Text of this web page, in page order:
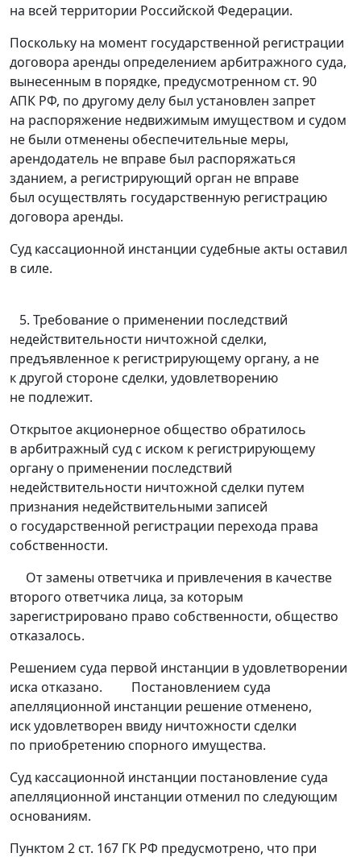
на всей территории Российской Федерации.
Поскольку на момент государственной регистрации
договора аренды определением арбитражного суда,
вынесенным в порядке, предусмотренном ст. 90
АПК РФ, по другому делу был установлен запрет
на распоряжение недвижимым имуществом и судом
не были отменены обеспечительные меры,
арендодатель не вправе был распоряжаться
зданием, а регистрирующий орган не вправе
был осуществлять государственную регистрацию
договора аренды.
Суд кассационной инстанции судебные акты оставил
в силе.
5. Требование о применении последствий
недействительности ничтожной сделки,
предъявленное к регистрирующему органу, а не
к другой стороне сделки, удовлетворению
не подлежит.
Открытое акционерное общество обратилось
в арбитражный суд с иском к регистрирующему
органу о применении последствий
недействительности ничтожной сделки путем
признания недействительными записей
о государственной регистрации перехода права
собственности.
От замены ответчика и привлечения в качестве
второго ответчика лица, за которым
зарегистрировано право собственности, общество
отказалось.
Решением суда первой инстанции в удовлетворении
иска отказано. Постановлением суда
апелляционной инстанции решение отменено,
иск удовлетворен ввиду ничтожности сделки
по приобретению спорного имущества.
Суд кассационной инстанции постановление суда
апелляционной инстанции отменил по следующим
основаниям.
Пунктом 2 ст. 167 ГК РФ предусмотрено, что при